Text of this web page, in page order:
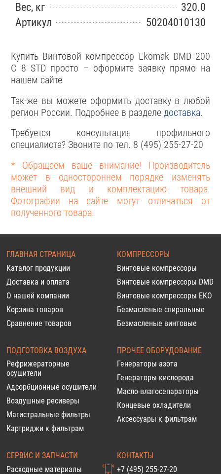
Вес, кг
320.0
Артикул
50204010130
Купить Винтовой компрессор Ekomak DMD 200
C 8 STD просто – оформите заявку прямо на
нашем сайте
Так-же вы можете оформить доставку в любой
регион России. Подробнее в разделе доставка.
Требуется консультация профильного
специалиста? Звоните по тел. 8 (495) 255-27-20
* Обращаем ваше внимание! Производитель
может в одностороннем порядке изменять
внешний вид и комплектацию товара.
Фотографии на сайте могут отличаться от
полученного товара.
ГЛАВНАЯ СТРАНИЦА
Каталог продукции
Доставка и оплата
О нашей компании
Корзина товаров
Сравнение товаров
КОМПРЕССОРЫ
Винтовые компрессоры
Винтовые компрессоры DMD
Винтовые компрессоры EKO
Безмасленые спиральные
Безмасленые винтовые
ПОДГОТОВКА ВОЗДУХА
Рефрижераторные
осушители
Адсорбционные осушители
Воздушные ресиверы
Магистральные фильтры
Картриджи к фильтрам
ПРОЧЕЕ ОБОРУДОВАНИЕ
Генераторы азота
Генераторы кислорода
Масло-влагосепараторы
Концевые охладители
Аксессуары к фильтрам
СЕРВИС И ЗАПЧАСТИ
Расходные материалы
КОНТАКТЫ
+7 (495) 255-27-20